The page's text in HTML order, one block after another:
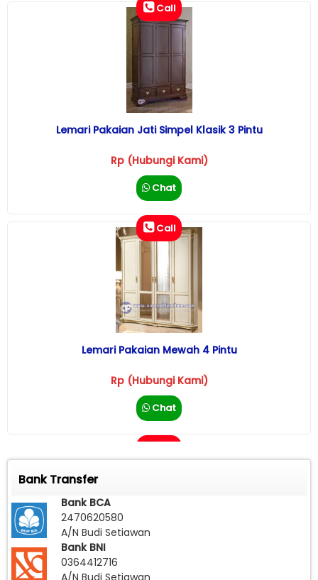
Call
Lemari Pakaian Jati Simpel Klasik 3 Pintu
Rp (Hubungi Kami)
Chat
Call
Lemari Pakaian Mewah 4 Pintu
Rp (Hubungi Kami)
Chat
Bank Transfer
Bank BCA
2470620580
A/N Budi Setiawan
Bank BNI
0364412716
A/N Budi Setiawan